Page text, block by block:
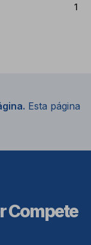
1
Esta página
Compete